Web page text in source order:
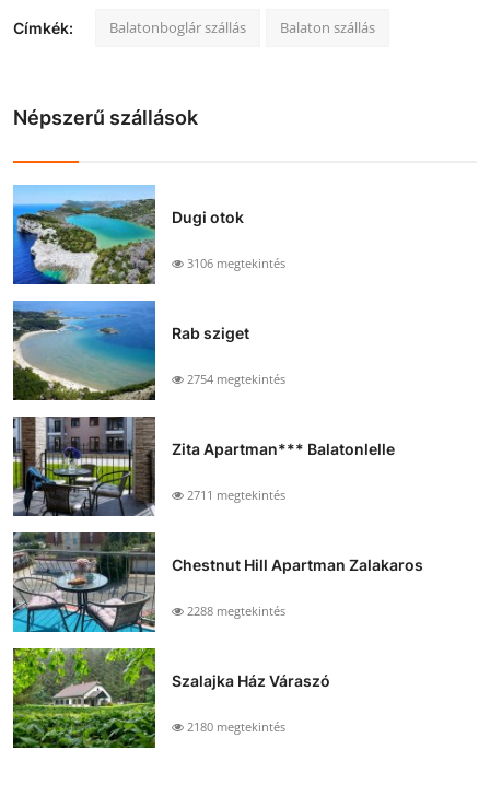
Címkék: Balatonboglár szállás Balaton szállás
Népszerű szállások
Dugi otok
3106 megtekintés
Rab sziget
2754 megtekintés
Zita Apartman*** Balatonlelle
2711 megtekintés
Chestnut Hill Apartman Zalakaros
2288 megtekintés
Szalajka Ház Váraszó
2180 megtekintés